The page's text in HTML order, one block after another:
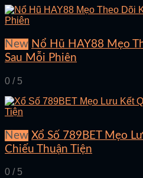
New Nổ Hũ HAY88 Mẹo
Sau Mỗi Phiên
0 / 5
New Xổ Số 789BET Mẹo
Chiếu Thuận Tiện
0 / 5